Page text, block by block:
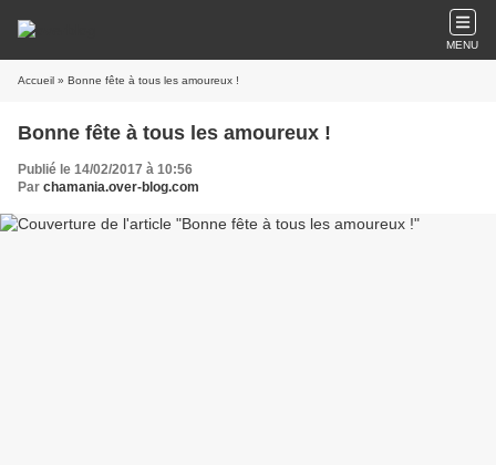
MENU
Accueil » Bonne fête à tous les amoureux !
Bonne fête à tous les amoureux !
Publié le 14/02/2017 à 10:56
Par chamania.over-blog.com